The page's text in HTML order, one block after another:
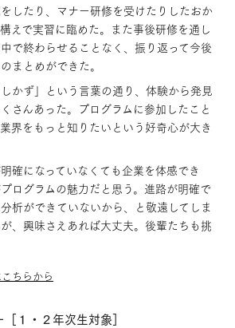
したり、マナー研修を受けたりしたおか
えで実習に臨めた。また事後研修を通し
で終わらせることなく、振り返って今後
まとめができた。
しかず」という言葉の通り、体験から発見
さんあった。プログラムに参加したこと
界をもっと知りたいという好奇心が大き
確になっていなくても企業を体感でき
ログラムの魅力だと思う。進路が明確で
析ができていないから、と敬遠してしま
、興味さえあれば大丈夫。後輩たちも挑
ちらから
１・２年次生対象］